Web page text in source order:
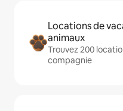
Locations de
animaux
Trouvez 200
compagnie